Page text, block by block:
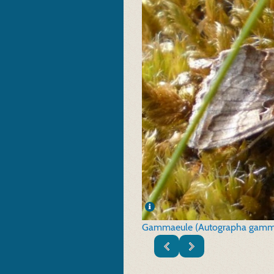
Gammaeule (Autographa